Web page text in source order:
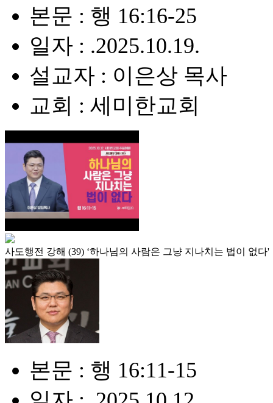
본문 : 행 16:16-25
일자 : .2025.10.19.
설교자 : 이은상 목사
교회 : 세미한교회
사도행전 강해 (39) ‘하나님의 사람은 그냥 지나치는 법이 없다'
본문 : 행 16:11-15